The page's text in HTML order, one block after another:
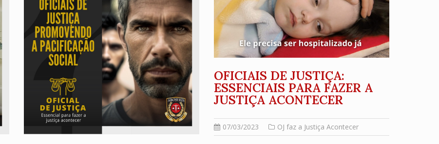
OFICIAIS DE JUSTIÇA:
ESSENCIAIS PARA FAZER A
JUSTIÇA ACONTECER
07/03/2023 OJ faz a Justiça Acontecer